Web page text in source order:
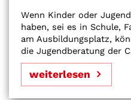
Wenn Kinder oder
haben, sei es in Schule,
am Ausbildungsplatz,
die Jugendberatung der
weiterlesen